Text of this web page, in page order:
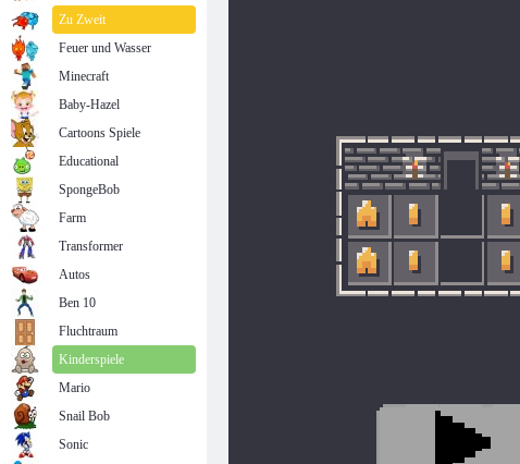
Zu Zweit
Feuer und Wasser
Minecraft
Baby-Hazel
Cartoons Spiele
Educational
SpongeBob
Farm
Transformer
Autos
Ben 10
Fluchtraum
Kinderspiele
Mario
Snail Bob
Sonic